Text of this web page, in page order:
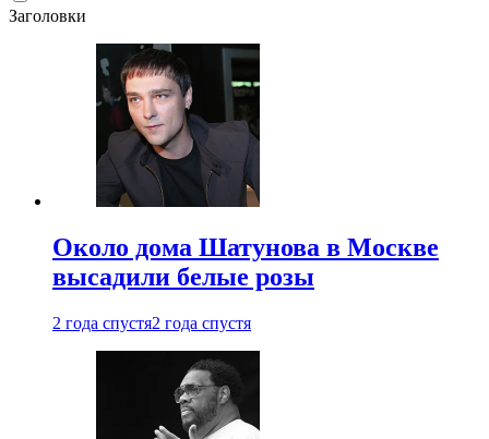
Заголовки
Около дома Шатунова в Москве
высадили белые розы
2 года спустя2 года спустя